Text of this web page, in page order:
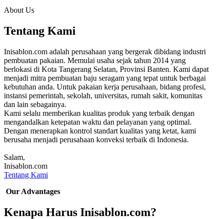
About Us
Tentang Kami
Inisablon.com adalah perusahaan yang bergerak dibidang industri
pembuatan pakaian. Memulai usaha sejak tahun 2014 yang
berlokasi di Kota Tangerang Selatan, Provinsi Banten. Kami dapat
menjadi mitra pembuatan baju seragam yang tepat untuk berbagai
kebutuhan anda. Untuk pakaian kerja perusahaan, bidang profesi,
instansi pemerintah, sekolah, universitas, rumah sakit, komunitas
dan lain sebagainya.
Kami selalu memberikan kualitas produk yang terbaik dengan
mengandalkan ketepatan waktu dan pelayanan yang optimal.
Dengan menerapkan kontrol standart kualitas yang ketat, kami
berusaha menjadi perusahaan konveksi terbaik di Indonesia.
Salam,
Inisablon.com
Tentang Kami
Our Advantages
Kenapa Harus Inisablon.com?